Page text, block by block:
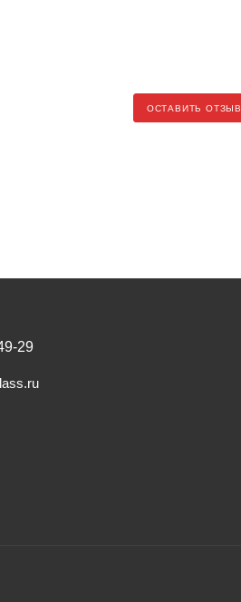
ОСТАВИТЬ ОТЗЫВ
29